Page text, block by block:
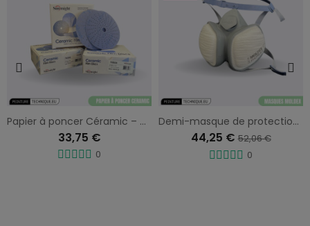
Papier à poncer Céramic – Coupe rapide et finition uniforme
33,75 €
0
Demi-masque de protection – Adhésion optimale aux gaz et poussières
44,25 €52,06 €
0